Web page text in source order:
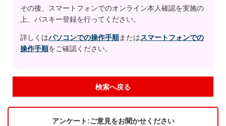
その後、スマートフォンでのオンライン本人確認を実施の
上、パスキー登録を行ってください。
詳しくはパソコンでの操作手順またはスマートフォンでの
操作手順をご確認ください。
検索へ戻る
アンケート:ご意見をお聞かせください